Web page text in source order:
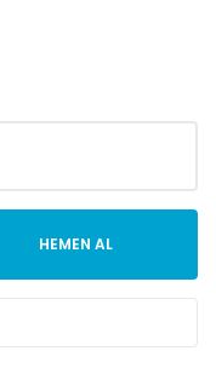
HEMEN AL